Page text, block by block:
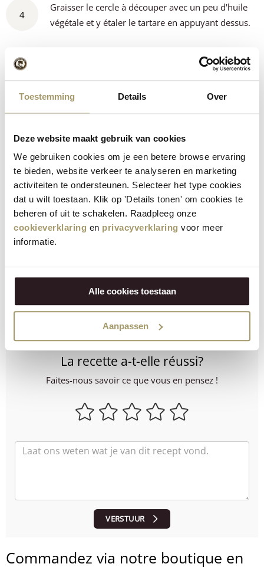
Toestemming Details Over
Deze website maakt gebruik van cookies
We gebruiken cookies om je een betere browse ervaring
te bieden, website verkeer te analyseren en marketing
activiteiten te ondersteunen. Selecteer het type cookies
dat u wilt toestaan. Klik op 'Details tonen' om cookies te
beheren of uit te schakelen. Raadpleeg onze
cookieverklaring en privacyverklaring voor meer
informatie.
Alle cookies toestaan
Aanpassen
4
Graisser le cercle à découper avec un peu d'huile
végétale et y étaler le tartare en appuyant dessus.
Répartir sur le tartare la fine laitue frisée, les
morceaux de fromage vieux, les rondelles
légumes, les câpres et les mini-tomates ou les
6 Décorer l'assiette avec des gouttes de mayonnaise.
Prêt à préparer votre propre steak
tartare ?
Faites impression avec ce steak tartare sophistiqué. Parcourez
notre gamme de fromages dans la boutique en ligne et
commencez à créer cette spécialité culinaire. Simple, élégant
et inoubliablement délicieux. Parfait pour attirer l'attention
La recette a-t-elle réussi?
Faites-nous savoir ce que vous en pensez !
VERSTUUR
Commandez via notre boutique en